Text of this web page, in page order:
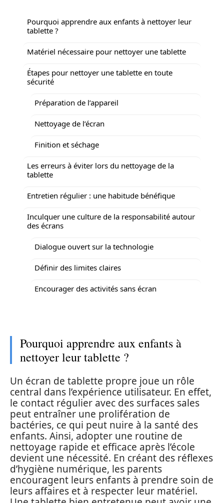
Pourquoi apprendre aux enfants à nettoyer leur
tablette ?
Matériel nécessaire pour nettoyer une tablette
Étapes pour nettoyer une tablette en toute
sécurité
Préparation de l’appareil
Nettoyage de l’écran
Finition et séchage
Les erreurs à éviter lors du nettoyage de la
tablette
Entretien régulier : une habitude bénéfique
Inculquer une culture de la responsabilité autour
des écrans
Dialogue ouvert sur la technologie
Définir des limites claires
Encourager des activités sans écran
Pourquoi apprendre aux enfants à
nettoyer leur tablette ?
Un écran de tablette propre joue un rôle
central dans l’expérience utilisateur. En effet,
le contact régulier avec des surfaces sales
peut entraîner une prolifération de
bactéries, ce qui peut nuire à la santé des
enfants. Ainsi, adopter une routine de
nettoyage rapide et efficace après l’école
devient une nécessité. En créant des réflexes
d’hygiène numérique, les parents
encouragent leurs enfants à prendre soin de
leurs affaires et à respecter leur matériel.